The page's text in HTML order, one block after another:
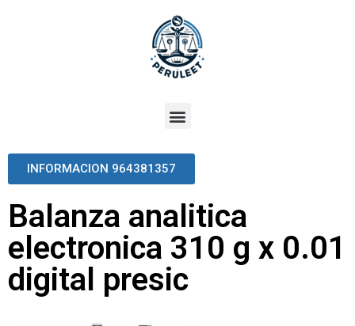
INFORMACION 964381357
Balanza analitica
electronica 310 g x 0.01
digital presic